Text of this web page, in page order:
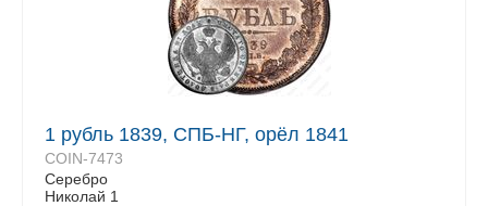
1 рубль 1839, СПБ-НГ, орёл 1841
COIN-7473
Серебро
Николай 1